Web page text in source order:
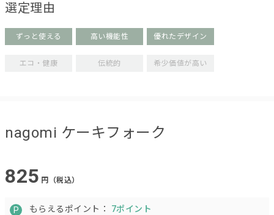
選定理由
ずっと使える 高い機能性 優れたデザイン
エコ・健康 伝統的 希少価値が高い
nagomi ケーキフォーク
825 円（税込）
もらえるポイント： 7ポイント